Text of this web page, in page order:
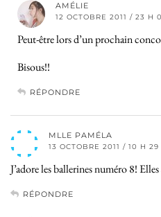
AMÉLIE
12 OCTOBRE 2011 / 23 H
Peut-être lors d’un prochain
Bisous!!
RÉPONDRE
MLLE PAMÉLA
13 OCTOBRE 2011 / 10 H 29
J’adore les ballerines numéro 8!
RÉPONDRE